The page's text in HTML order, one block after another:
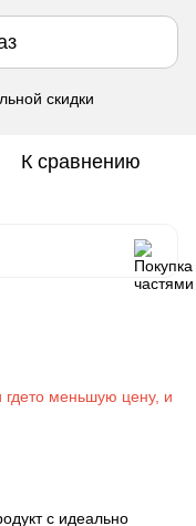
скидки
К сравнению
гдето меньшую цену, и
с идеально